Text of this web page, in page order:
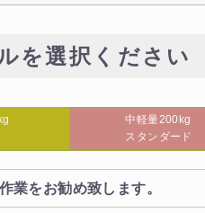
を選択ください
中軽量200kg
スタンダード
業をお勧め致します。